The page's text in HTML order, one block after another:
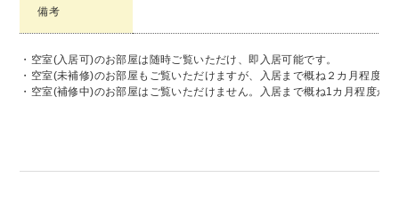
備考
・空室(入居可)のお部屋は随時ご覧いただけ、即入居可能です。
・空室(未補修)のお部屋もご覧いただけますが、入居まで概ね２カ月程度か
・空室(補修中)のお部屋はご覧いただけません。入居まで概ね1カ月程度か